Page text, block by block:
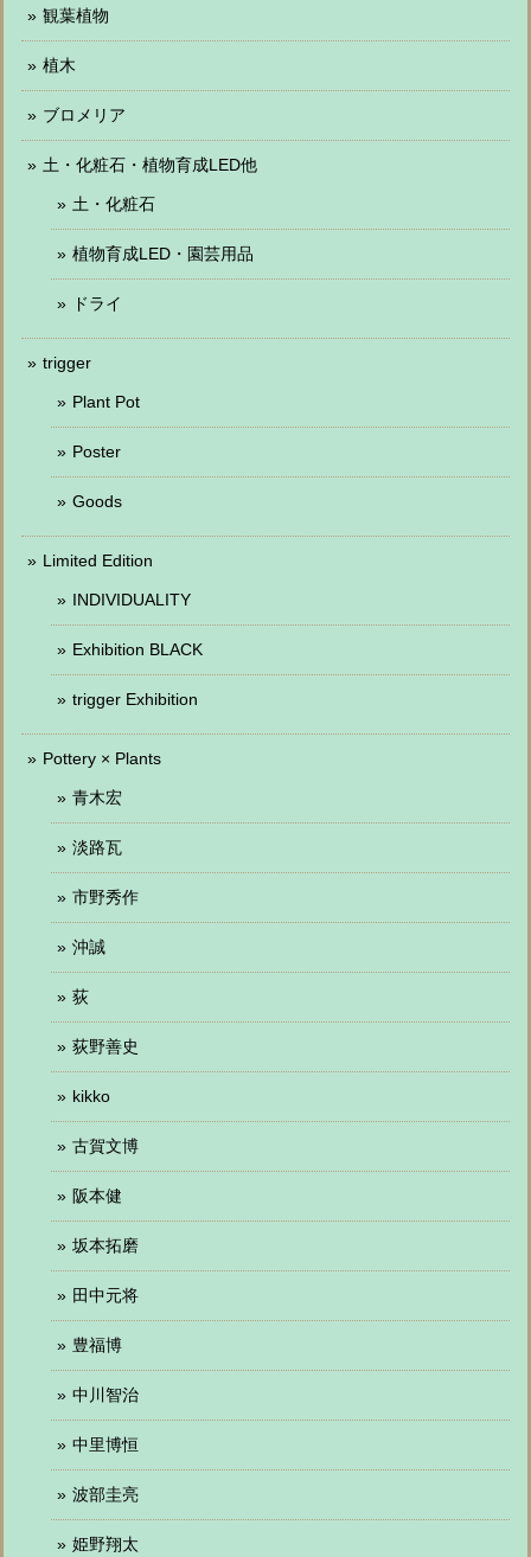
観葉植物
植木
ブロメリア
土・化粧石・植物育成LED他
土・化粧石
植物育成LED・園芸用品
ドライ
trigger
Plant Pot
Poster
Goods
Limited Edition
INDIVIDUALITY
Exhibition BLACK
trigger Exhibition
Pottery × Plants
青木宏
淡路瓦
市野秀作
沖誠
荻
荻野善史
kikko
古賀文博
阪本健
坂本拓磨
田中元将
豊福博
中川智治
中里博恒
波部圭亮
姫野翔太